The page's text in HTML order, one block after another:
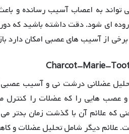
به اعصاب آسیب رسانده و
روده ای شود. دقت داشته باشید که
از آسیب های عصبی امکان دارد
عضلانی درشت نی و آسیب
هایی را که عضلات را کنترل می
که علائم آن با گذشت زمان بدتر
علائم دیگر شامل تحلیل عضلات و